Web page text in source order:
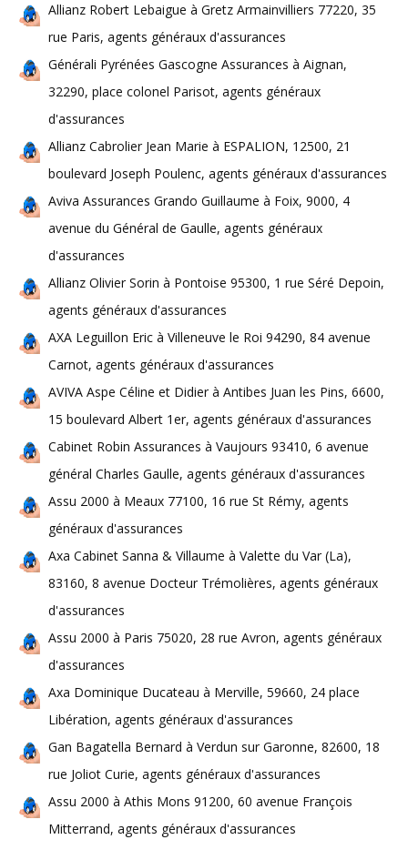
Allianz Robert Lebaigue à Gretz Armainvilliers 77220, 35
rue Paris, agents généraux d'assurances
Générali Pyrénées Gascogne Assurances à Aignan,
32290, place colonel Parisot, agents généraux
d'assurances
Allianz Cabrolier Jean Marie à ESPALION, 12500, 21
boulevard Joseph Poulenc, agents généraux d'assurances
Aviva Assurances Grando Guillaume à Foix, 9000, 4
avenue du Général de Gaulle, agents généraux
d'assurances
Allianz Olivier Sorin à Pontoise 95300, 1 rue Séré Depoin,
agents généraux d'assurances
AXA Leguillon Eric à Villeneuve le Roi 94290, 84 avenue
Carnot, agents généraux d'assurances
AVIVA Aspe Céline et Didier à Antibes Juan les Pins, 6600,
15 boulevard Albert 1er, agents généraux d'assurances
Cabinet Robin Assurances à Vaujours 93410, 6 avenue
général Charles Gaulle, agents généraux d'assurances
Assu 2000 à Meaux 77100, 16 rue St Rémy, agents
généraux d'assurances
Axa Cabinet Sanna & Villaume à Valette du Var (La),
83160, 8 avenue Docteur Trémolières, agents généraux
d'assurances
Assu 2000 à Paris 75020, 28 rue Avron, agents généraux
d'assurances
Axa Dominique Ducateau à Merville, 59660, 24 place
Libération, agents généraux d'assurances
Gan Bagatella Bernard à Verdun sur Garonne, 82600, 18
rue Joliot Curie, agents généraux d'assurances
Assu 2000 à Athis Mons 91200, 60 avenue François
Mitterrand, agents généraux d'assurances